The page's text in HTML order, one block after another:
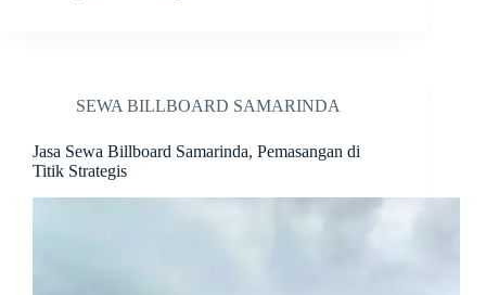
SEWA BILLBOARD SAMARINDA
Jasa Sewa Billboard Samarinda, Pemasangan di
Titik Strategis